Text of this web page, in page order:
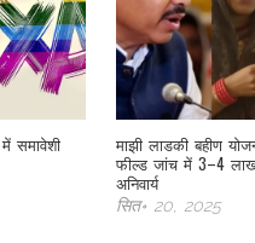
समावेशी
माझी लाडकी बहीण
फील्ड जांच में 3–4 लाख
अनिवार्य
सित॰ 20, 2025